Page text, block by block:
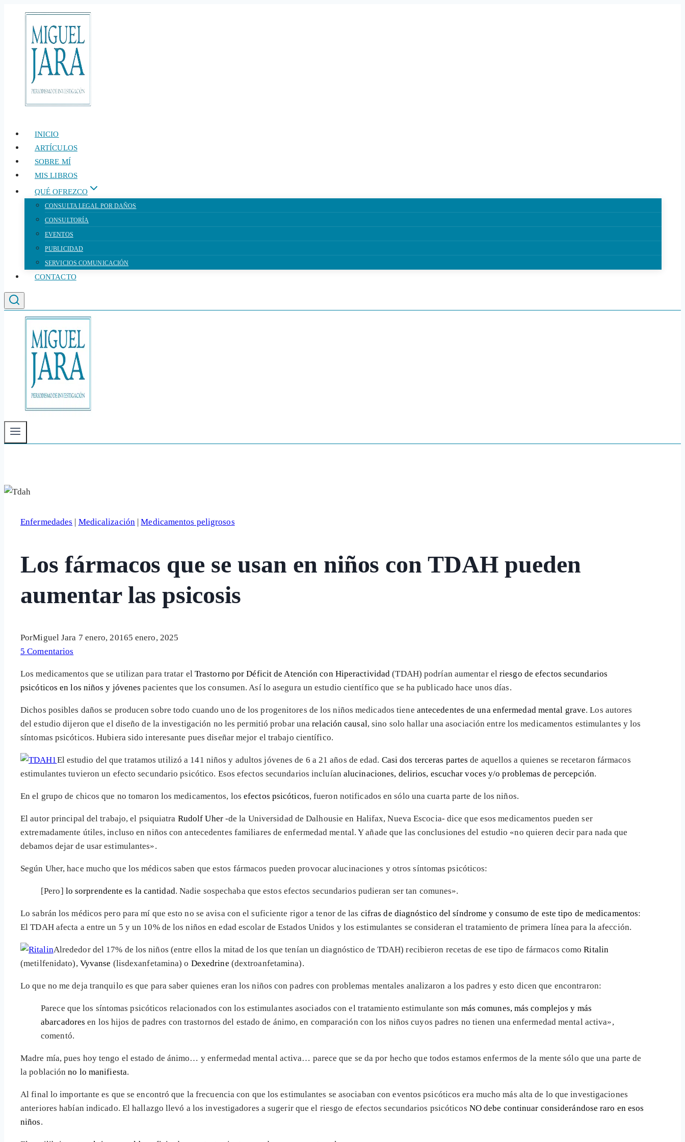
contenido
INICIO
ARTÍCULOS
SOBRE MÍ
MIS LIBROS
QUÉ OFREZCO
CONSULTA LEGAL POR DAÑOS
CONSULTORÍA
EVENTOS
PUBLICIDAD
SERVICIOS COMUNICACIÓN
CONTACTO
Enfermedades Medicalización|Medicamentos peligrosos
Los fármacos que se usan en niños con TDAH pueden
aumentar las psicosis
PorMiguel Jara 7 enero, 20165 enero, 2025
5 Comentarios
Los medicamentos que se utilizan para tratar el Trastorno por Déficit de Atención con Hiperactividad (TDAH) podrían aumentar elriesgo de efectos secundarios
psicóticos en los niños y jóvenes pacientes que los consumen. Así lo asegura un estudio científico que se ha publicado hace unos días.
Dichos posibles daños se producen sobre todo cuando uno de los progenitores de los niños medicados tiene antecedentes de una enfermedad mental grave. Los autores
del estudio dijeron que el diseño de la investigación no les permitió probar unarelación causal, sino solo hallar una asociación entre los medicamentos estimulantes y los
síntomas psicóticos. Hubiera sido interesante pues diseñar mejor el trabajo científico.
El estudio del que tratamos utilizó a 141 niños y adultos jóvenes de 6 a 21 años de edad. Casi dos terceras partes de aquellos a quienes se recetaron fármacos
estimulantes tuvieron un efecto secundario psicótico. Esos efectos secundarios incluían alucinaciones, delirios, escuchar voces y/o problemas de percepción.
En el grupo de chicos que no tomaron los medicamentos, losefectos psicóticos, fueron notificados en sólo una cuarta parte de los niños.
El autor principal del trabajo, el psiquiatra Rudolf Uher-de la Universidad de Dalhousie en Halifax, Nueva Escocia- dice que esos medicamentos pueden ser
extremadamente útiles, incluso en niños con antecedentes familiares de enfermedad mental. Y añade que las conclusiones del estudio «no quieren decir para nada que
debamos dejar de usar estimulantes».
Según Uher, hace mucho que los médicos saben que estos fármacos pueden provocar alucinaciones y otros síntomas psicóticos:
[Pero] lo sorprendente es la cantidad. Nadie sospechaba que estos efectos secundarios pudieran ser tan comunes».
Lo sabrán los médicos pero para mí que esto no se avisa con el suficiente rigor a tenor de las cifras de diagnóstico del síndrome y consumo de este tipo de medicamentos:
El TDAH afecta a entre un 5 y un 10% de los niños en edad escolar de Estados Unidos y los estimulantes se consideran el tratamiento de primera línea para la afección.
Alrededor del 17% de los niños (entre ellos la mitad de los que tenían un diagnóstico de TDAH) recibieron recetas de ese tipo de fármacos comoRitalin
(metilfenidato), Vyvanse (lisdexanfetamina) o Dexedrine (dextroanfetamina).
Lo que no me deja tranquilo es que para saber quienes eran los niños con padres con problemas mentales analizaron a los padres y esto dicen que encontraron:
Parece que los síntomas psicóticos relacionados con los estimulantes asociados con el tratamiento estimulante son más comunes, más complejos y más
abarcadores en los hijos de padres con trastornos del estado de ánimo, en comparación con los niños cuyos padres no tienen una enfermedad mental activa»,
comentó.
Madre mía, pues hoy tengo el estado de ánimo… y enfermedad mental activa… parece que se da por hecho que todos estamos enfermos de la mente sólo que una parte de
la poblaciónno lo manifiesta.
Al final lo importante es que se encontró que la frecuencia con que los estimulantes se asociaban con eventos psicóticos era mucho más alta de lo que investigaciones
anteriores habían indicado. El hallazgo llevó a los investigadores a sugerir que el riesgo de efectos secundarios psicóticos NO debe continuar considerándose raro en esos
niños.